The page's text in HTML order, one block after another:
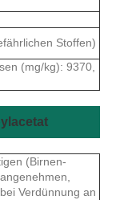
Stoffen)
(mg/kg): 9370,
(Birnen-
Verdünnung an